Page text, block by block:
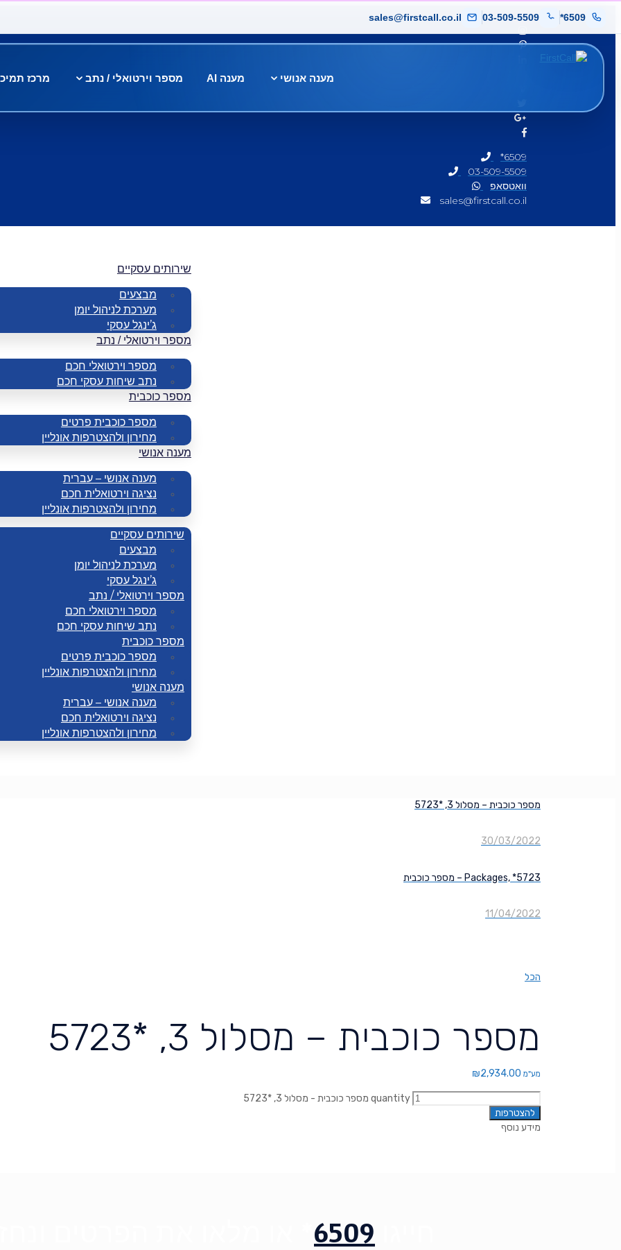
*6509
03-509-5509
sales@firstcall.co.il
מענה אנושי מענה AI מספר וירטואלי / נתב מרכז
*6509
03-509-5509
וואטסאפ
sales@firstcall.co.il
שירותים עסקיים
מבצעים
מערכת לניהול יומן
ג’ינגל עסקי
מספר וירטואלי / נתב
מספר וירטואלי חכם
נתב שיחות עסקי חכם
מספר כוכבית
מספר כוכבית פרטים
מחירון ולהצטרפות אונליין
מענה אנושי
מענה אנושי – עברית
נציגה וירטואלית חכם
מחירון ולהצטרפות אונליין
שירותים עסקיים
מבצעים
מערכת לניהול יומן
ג’ינגל עסקי
מספר וירטואלי / נתב
מספר וירטואלי חכם
נתב שיחות עסקי חכם
מספר כוכבית
מספר כוכבית פרטים
מחירון ולהצטרפות אונליין
מענה אנושי
מענה אנושי – עברית
נציגה וירטואלית חכם
מחירון ולהצטרפות אונליין
מספר כוכבית – מסלול 3, *5723
30/03/2022
מספר כוכבית – Packages, *5723
11/04/2022
הכל
מספר כוכבית – מסלול 3, *5723
₪2,934.00 מע"מ
מספר כוכבית - מסלול 3, *5723 quantity
להצטרפות
מידע נוסף
6509